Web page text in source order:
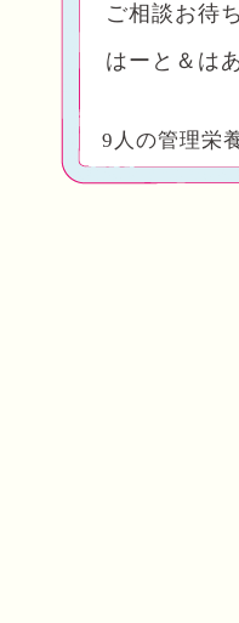
ご相談お待
はーと＆は
9人の管理栄